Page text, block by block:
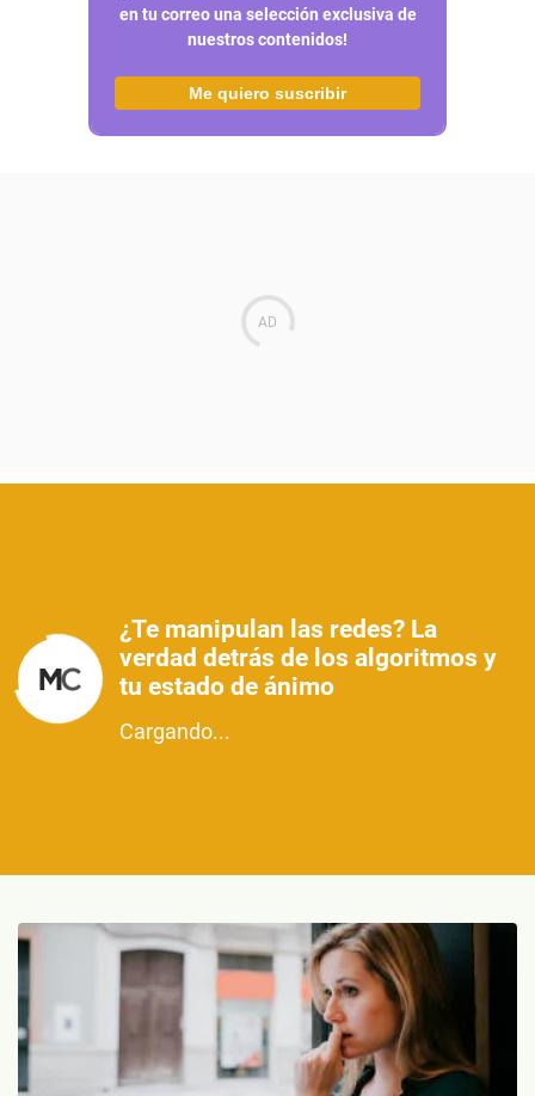
en tu correo una selección exclusiva de
nuestros contenidos!
Me quiero suscribir
¿Te manipulan las redes? La
verdad detrás de los algoritmos y
tu estado de ánimo
Cargando...